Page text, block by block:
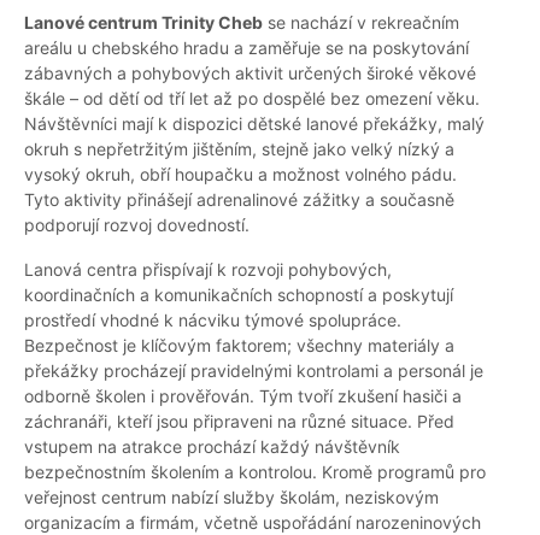
Lanové centrum Trinity Cheb se nachází v rekreačním
areálu u chebského hradu a zaměřuje se na poskytování
zábavných a pohybových aktivit určených široké věkové
škále – od dětí od tří let až po dospělé bez omezení věku.
Návštěvníci mají k dispozici dětské lanové překážky, malý
okruh s nepřetržitým jištěním, stejně jako velký nízký a
vysoký okruh, obří houpačku a možnost volného pádu.
Tyto aktivity přinášejí adrenalinové zážitky a současně
podporují rozvoj dovedností.
Lanová centra přispívají k rozvoji pohybových,
koordinačních a komunikačních schopností a poskytují
prostředí vhodné k nácviku týmové spolupráce.
Bezpečnost je klíčovým faktorem; všechny materiály a
překážky procházejí pravidelnými kontrolami a personál je
odborně školen i prověřován. Tým tvoří zkušení hasiči a
záchranáři, kteří jsou připraveni na různé situace. Před
vstupem na atrakce prochází každý návštěvník
bezpečnostním školením a kontrolou. Kromě programů pro
veřejnost centrum nabízí služby školám, neziskovým
organizacím a firmám, včetně uspořádání narozeninových